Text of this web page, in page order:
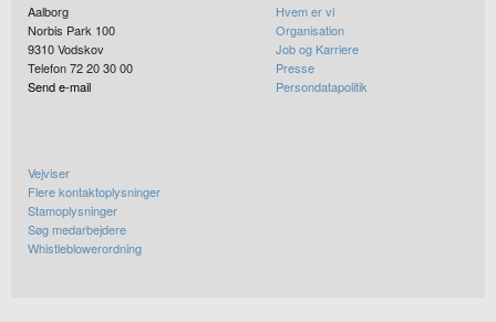
Aalborg
Norbis Park 100
9310Vodskov
Telefon 72 20 30 00
Send e-mail
Hvem er vi
Organisation
Job og Karriere
Presse
Persondatapolitik
Vejviser
Flere kontaktoplysninger
Stamoplysninger
Søg medarbejdere
Whistleblowerordning